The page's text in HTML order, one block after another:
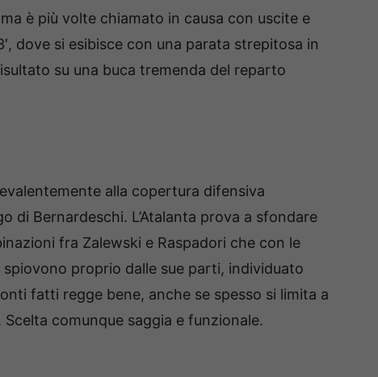
è più volte chiamato in causa con uscite e
dove si esibisce con una parata strepitosa in
su una buca tremenda del reparto
alla copertura difensiva
di Bernardeschi. L’Atalanta prova a sfondare
fra Zalewski e Raspadori che con le
proprio dalle sue parti, individuato
fatti regge bene, anche se spesso si limita a
comunque saggia e funzionale.